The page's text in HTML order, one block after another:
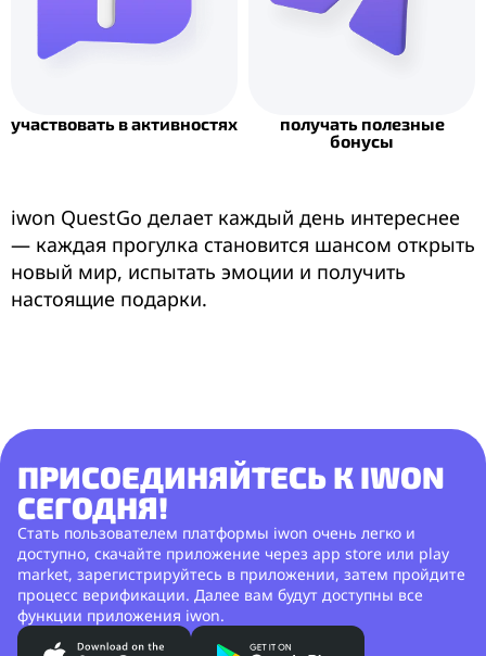
участвовать в активностях
получать полезные
бонусы
iwon QuestGo делает каждый день интереснее
— каждая прогулка становится шансом открыть
новый мир, испытать эмоции и получить
настоящие подарки.
ПРИСОЕДИНЯЙТЕСЬ К IWON
СЕГОДНЯ!
Стать пользователем платформы iwon очень легко и
доступно, скачайте приложение через app store или play
market, зарегистрируйтесь в приложении, затем пройдите
процесс верификации. Далее вам будут доступны все
функции приложения iwon.